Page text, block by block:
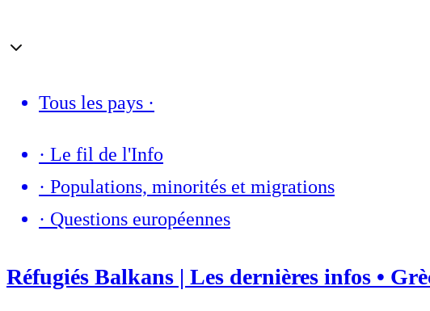
Tous les pays ·
· Le fil de l'Info
· Populations, minorités et migrations
· Questions européennes
Réfugiés Balkans | Les dernières infos •